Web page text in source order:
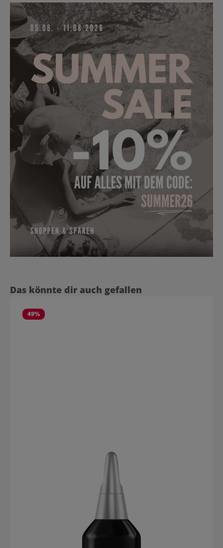
Produktgalerie überspringen
Das könnte dir auch gefallen
49%